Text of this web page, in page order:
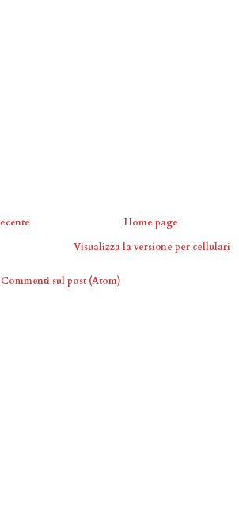
Home page
Visualizza la versione per cellulari
Commenti sul post (Atom)